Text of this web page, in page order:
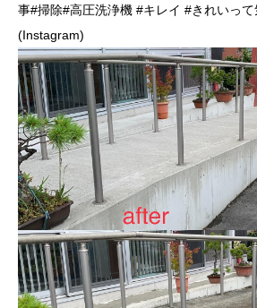
事#掃除#高圧洗浄機 #キレイ #きれいっ
(Instagram)